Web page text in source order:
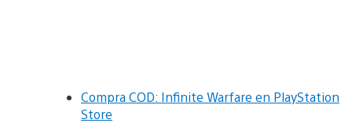
Compra COD: Infinite Warfare en PlayStation
Store